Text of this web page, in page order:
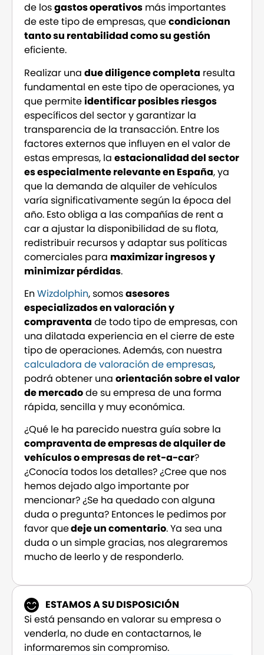
de losgastos operativos más importantes
de este tipo de empresas, quecondicionan
tanto su rentabilidad como su gestión
eficiente.
Realizar una due diligence completa resulta
fundamental en este tipo de operaciones, ya
que permiteidentificar posibles riesgos
específicos del sector y garantizar la
transparencia de la transacción. Entre los
factores externos que influyen en el valor de
estas empresas, la estacionalidad del sector
es especialmente relevante en España, ya
que la demanda de alquiler de vehículos
varía significativamente según la época del
año. Esto obliga a las compañías de rent a
car a ajustar la disponibilidad de su flota,
redistribuir recursos y adaptar sus políticas
comerciales para maximizar ingresos y
minimizar pérdidas.
EnWizdolphin, somosasesores
especializados en valoración y
compraventa de todo tipo de empresas, con
una dilatada experiencia en el cierre de este
tipo de operaciones. Además, con nuestra
calculadora de valoración de empresas,
podrá obtener una orientación sobre el valor
de mercadode su empresa de una forma
rápida, sencilla y muy económica.
¿Qué le ha parecido nuestra guía sobre la
compraventa de empresas de alquiler de
vehículos o empresas de ret-a-car?
¿Conocía todos los detalles? ¿Cree que nos
hemos dejado algo importante por
mencionar? ¿Se ha quedado con alguna
duda o pregunta? Entonces le pedimos por
favor quedeje un comentario. Ya sea una
duda o un simple gracias, nos alegraremos
mucho de leerlo y de responderlo.
ESTAMOS A SU DISPOSICIÓN
Si está pensando en valorar su empresa o
venderla, no dude en contactarnos, le
informaremos sin compromiso.